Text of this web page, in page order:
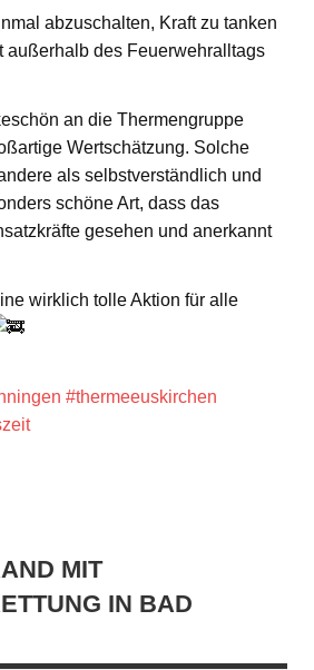
abzuschalten, Kraft zu tanken
außerhalb des Feuerwehralltags
an die Thermengruppe
Wertschätzung. Solche
als selbstverständlich und
schöne Art, dass das
gesehen und anerkannt
wirklich tolle Aktion für alle
#thermeeuskirchen
MIT
IN BAD